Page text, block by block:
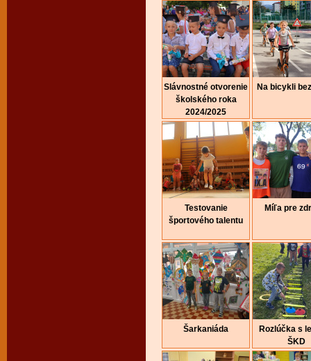
Slávnostné otvorenie
školského roka
2024/2025
Na bicykli
Testovanie
športového talentu
Míľa pre
Šarkaniáda
Rozlúčka s
ŠKD